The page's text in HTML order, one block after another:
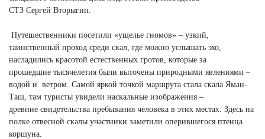
СТЗ Сергей Вторыгин.
Путешественники посетили «ущелье гномов» – узкий,
таинственный проход среди скал, где можно услышать эхо,
насладились красотой естественных гротов, которые за
прошедшие тысячелетия были выточены природными явлениями –
водой и ветром. Самой яркой точкой маршрута стала скала Яман-
Таш, там туристы увидели наскальные изображения –
древние свидетельства пребывания человека в этих местах. Здесь на
полке отвесной скалы участники заметили оперившегося птенца
коршуна.